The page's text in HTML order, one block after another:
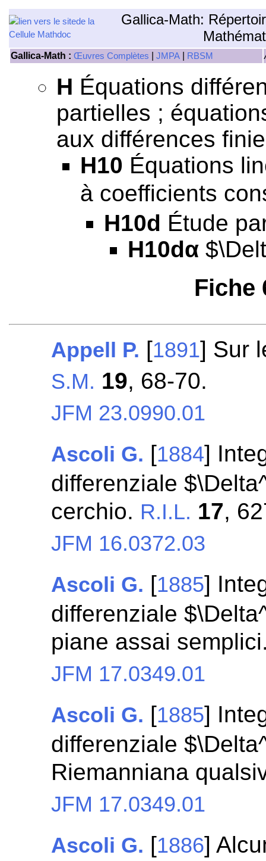
Gallica-Math:
Gallica-Math : Œuvres Complètes JMPA RBSM
H Équations
partielles ;
aux différences
H10 Équations
à coefficients
H10d Étude
H10dα
Fiche
Appell P. [1891] Sur
S.M. 19, 68-70.
JFM 23.0990.01
Ascoli G. [1884]
differenziale
cerchio. R.I.L. 17,
JFM 16.0372.03
Ascoli G. [1885]
differenziale
piane assai
JFM 17.0349.01
Ascoli G. [1885]
differenziale
Riemanniana
JFM 17.0349.01
Ascoli G. [1886]